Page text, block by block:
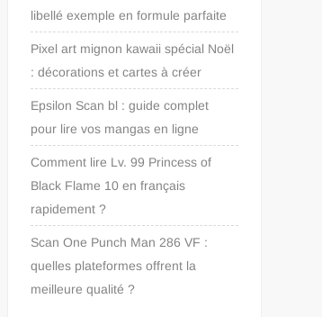
libellé exemple en formule parfaite
Pixel art mignon kawaii spécial Noël
: décorations et cartes à créer
Epsilon Scan bl : guide complet
pour lire vos mangas en ligne
Comment lire Lv. 99 Princess of
Black Flame 10 en français
rapidement ?
Scan One Punch Man 286 VF :
quelles plateformes offrent la
meilleure qualité ?